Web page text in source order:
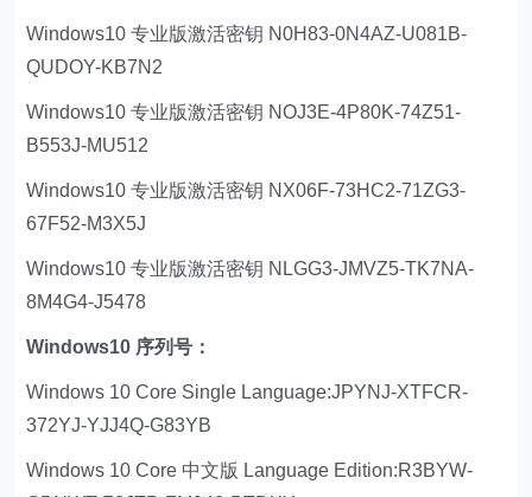
Windows10 专业版激活密钥 N0H83-0N4AZ-U081B-
QUDOY-KB7N2
Windows10 专业版激活密钥 NOJ3E-4P80K-74Z51-
B553J-MU512
Windows10 专业版激活密钥 NX06F-73HC2-71ZG3-
67F52-M3X5J
Windows10 专业版激活密钥 NLGG3-JMVZ5-TK7NA-
8M4G4-J5478
Windows10 序列号：
Windows 10 Core Single Language:JPYNJ-XTFCR-
372YJ-YJJ4Q-G83YB
Windows 10 Core 中文版 Language Edition:R3BYW-